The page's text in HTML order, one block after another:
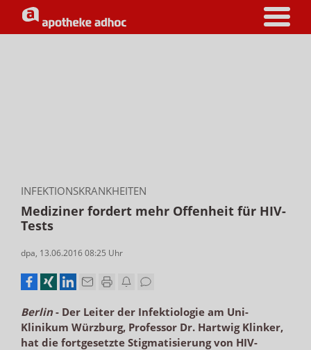
INFEKTIONSKRANKHEITEN
Mediziner fordert mehr Offenheit für HIV-
Tests
dpa, 13.06.2016 08:25 Uhr
Berlin- Der Leiter der Infektiologie am Uni-
Klinikum Würzburg, Professor Dr. Hartwig Klinker,
hat die fortgesetzte Stigmatisierung von HIV-